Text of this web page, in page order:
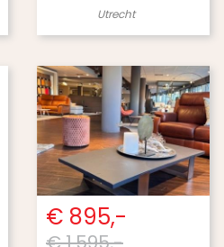
Utrecht
€ 895,-